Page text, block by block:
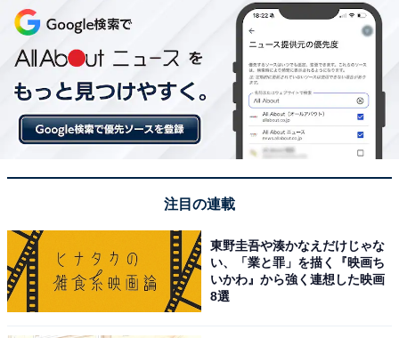
合わせてゆっくり長湯を楽しめます。洞窟風呂や冷
たい打たせ湯といったユニークな浴槽がある点も魅
力的。
スタッフの接客対応が非常に素晴らしく、電話での
問い合わせやフロントでの案内が親切丁寧で気持ち
も行き届いています。
注目の連載
東野圭吾や湊かなえだけじゃな
い、「業と罪」を描く『映画ち
いかわ』から強く連想した映画
8選